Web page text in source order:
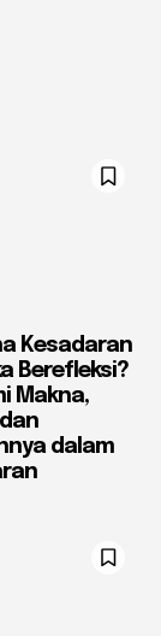
Kesadaran
Berefleksi?
Makna,
dalam